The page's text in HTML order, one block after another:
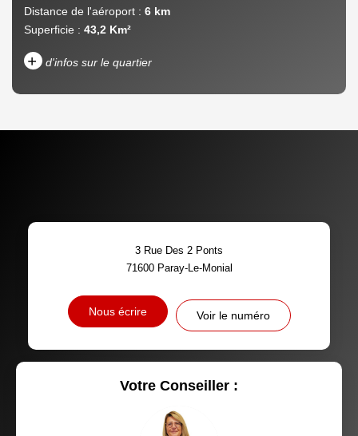
Distance de l'aéroport : 6 km
Superficie : 43,2 Km²
+ d'infos sur le quartier
PART DES MÉNAGES SANS
VOITURE
DISTANCE DE L'AÉROPORT : SUPERFICIE :
RÉSULTATS DES LYCÉES
RESTAURANTS ET CAFÉS COMMERCES
3 Rue Des 2 Ponts
71600 Paray-Le-Monial
Nous écrire Voir le numéro
Votre Conseiller :